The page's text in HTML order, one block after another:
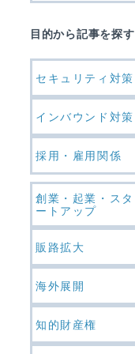
目的から記事を探す
セキュリティ対策
インバウンド対策
採用・雇用関係
創業・起業・スタ
ートアップ
販路拡大
海外展開
知的財産権